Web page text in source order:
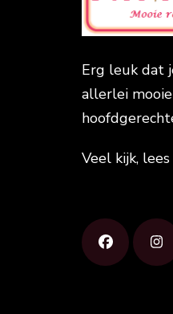
Erg leuk dat
allerlei
Veel kijk,